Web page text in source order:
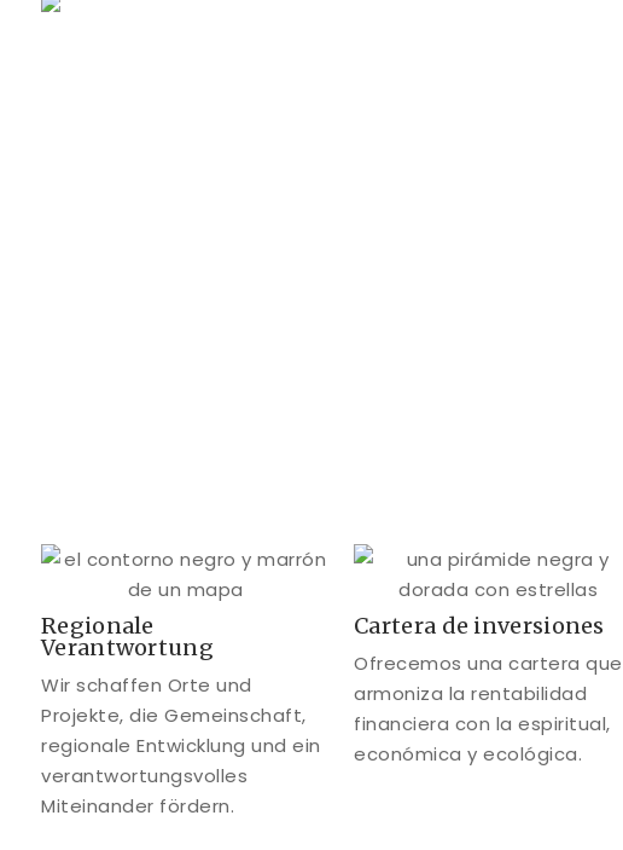
Regionale
Verantwortung
Wir schaffen Orte und
Projekte, die Gemeinschaft,
regionale Entwicklung und ein
verantwortungsvolles
Miteinander fördern.
Cartera de inversiones
Ofrecemos una cartera que
armoniza la rentabilidad
financiera con la espiritual,
económica y ecológica.